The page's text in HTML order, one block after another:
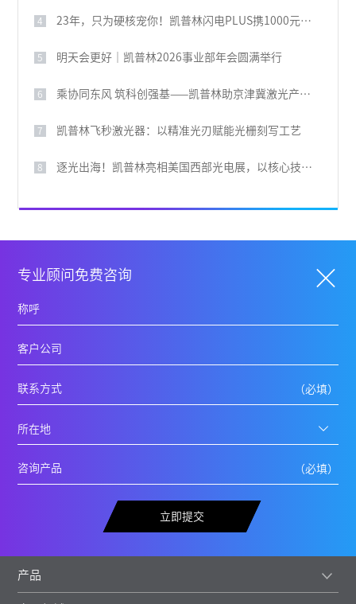
4 23年，只为硬核宠你！凯普林闪电PLUS携1000元豪礼，引爆全场
5 明天会更好｜凯普林2026事业部年会圆满举行
6 乘协同东风 筑科创强基——凯普林助京津冀激光产业共兴
7 凯普林飞秒激光器：以精准光刃赋能光栅刻写工艺
8 逐光出海！凯普林亮相美国西部光电展，以核心技术叩响国际大门
专业顾问免费咨询
立即提交
产品